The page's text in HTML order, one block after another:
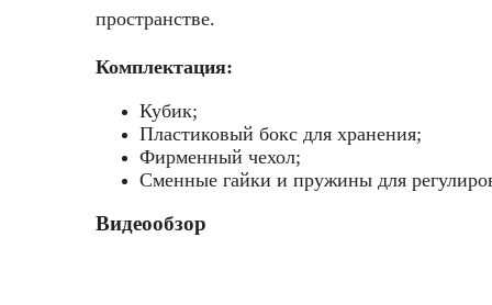
пространстве.
Комплектация:
Кубик;
Пластиковый бокс для хранения;
Фирменный чехол;
Сменные гайки и пружины для
Видеообзор